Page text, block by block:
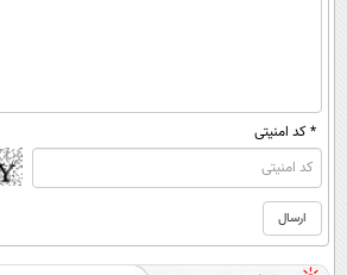
* کد امنیتی